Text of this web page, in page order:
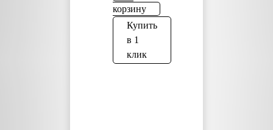
корзину
Купить
в 1
клик